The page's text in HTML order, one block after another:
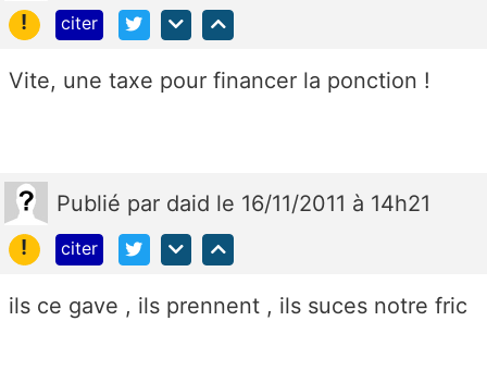
! citer
Vite, une taxe pour financer la ponction !
Publié par daid le 16/11/2011 à 14h21
!
citer
ils ce gave , ils prennent , ils suces notre fric